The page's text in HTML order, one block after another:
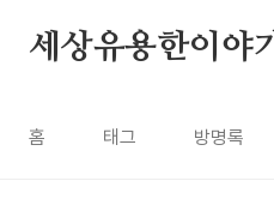
세상유용한이야기
홈 태그 방명록